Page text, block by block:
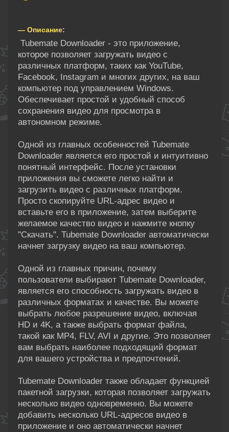
— Описание:
Tubemate Downloader - это приложение,
которое позволяет загружать видео с
различных платформ, таких как YouTube,
Facebook, Instagram и многих других, на ваш
компьютер под управлением Windows.
Обеспечивает простой и удобный способ
сохранения видео для просмотра в
автономном режиме.
Одной из главных особенностей Tubemate
Downloader является его простой и интуитивно
понятный интерфейс. После установки
приложения вы сможете легко найти и
загрузить видео с различных платформ.
Просто скопируйте URL-адрес видео и
вставьте его в приложение, затем выберите
желаемое качество видео и нажмите кнопку
"Скачать". Tubemate Downloader автоматически
начнет загрузку видео на ваш компьютер.
Одной из главных причин, почему
пользователи выбирают Tubemate Downloader,
является его способность загружать видео в
различных форматах и качестве. Вы можете
выбрать любое разрешение видео, включая
HD и 4K, а также выбрать формат файла,
такой как MP4, FLV, AVI и другие. Это позволяет
вам выбрать наиболее подходящий формат
для вашего устройства и предпочтений.
Tubemate Downloader также обладает функцией
пакетной загрузки, которая позволяет загружать
несколько видео одновременно. Вы можете
добавить несколько URL-адресов видео в
приложение и оно автоматически начнет